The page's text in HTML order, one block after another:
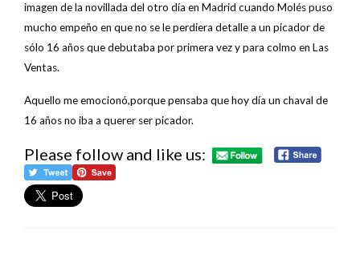
imagen de la novillada del otro día en Madrid cuando Molés puso
mucho empeño en que no se le perdiera detalle a un picador de
sólo 16 años que debutaba por primera vez y para colmo en Las
Ventas.
Aquello me emocionó,porque pensaba que hoy día un chaval de
16 años no iba a querer ser picador.
Please follow and like us: